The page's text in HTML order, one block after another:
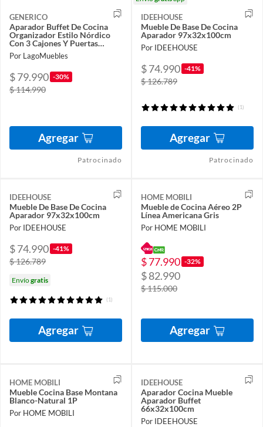
GENERICO
Aparador Buffet De Cocina
Organizador Estilo Nórdico
Con 3 Cajones Y Puertas
61x30x100cm Cocina Mueble
Auxiliar Comedor
Por LagoMuebles
$ 79.990 -30%
$ 114.990
Agregar
Patrocinado
IDEEHOUSE
Mueble De Base De Cocina
Aparador 97x32x100cm
Por IDEEHOUSE
$ 74.990 -41%
$ 126.789
(1)
Agregar
Patrocinado
IDEEHOUSE
Mueble De Base De Cocina
Aparador 97x32x100cm
Por IDEEHOUSE
$ 74.990 -41%
$ 126.789
Envíogratis
(1)
Agregar
HOME MOBILI
Mueble de Cocina Aéreo 2P
Línea Americana Gris
Por HOME MOBILI
$ 77.990 -32%
$ 82.990
$ 115.000
Agregar
HOME MOBILI
Mueble Cocina Base Montana
Blanco-Natural 1P
Por HOME MOBILI
IDEEHOUSE
Aparador Cocina Mueble
Aparador Buffet
66x32x100cm
Por IDEEHOUSE